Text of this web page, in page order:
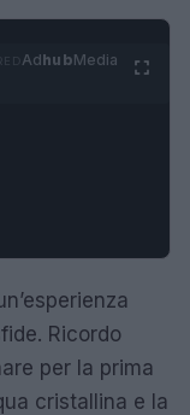
AdhubMedia
Ricordo
per la prima
cristallina e la